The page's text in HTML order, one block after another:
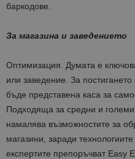
баркодове.
За магазина и заведението
Оптимизация. Думата е
или заведение. За
бъде представена каса за
Подходяща за средни и
намалява възможностите за
магазини, заради
експертите препоръчват Easy